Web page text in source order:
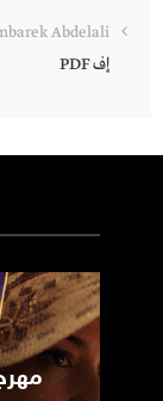
Abdelali
إف PDF